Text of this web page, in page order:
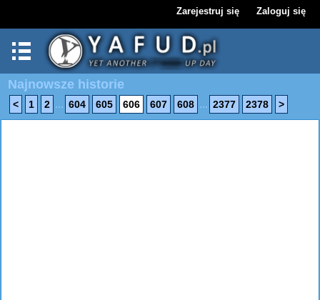
Zarejestruj się Zaloguj się
Najnowsze historie
< 1 2 ... 604 605 606 607 608 ... 2377 2378 >